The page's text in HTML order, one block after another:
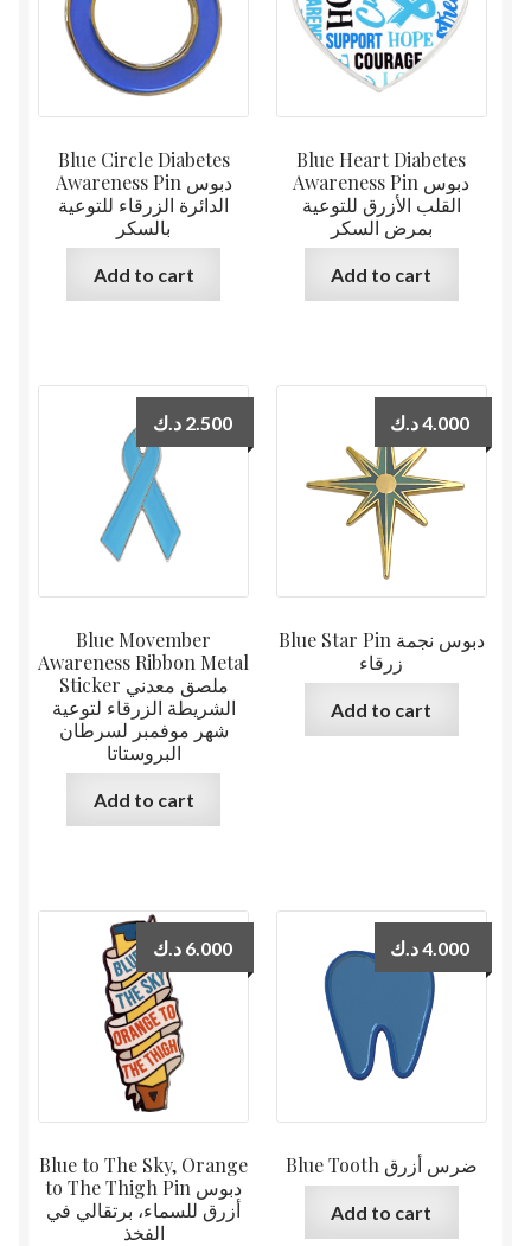
Blue Circle Diabetes
Awareness Pin دبوس
الدائرة الزرقاء للتوعية
بالسكر
Add to cart
Blue Heart Diabetes
Awareness Pin دبوس
القلب الأزرق للتوعية
بمرض السكر
Add to cart
Blue Movember
Awareness Ribbon Metal
Sticker ملصق معدني
الشريطة الزرقاء لتوعية
شهر موفمبر لسرطان
البروستاتا
2.500 د.ك
Add to cart
Blue Star Pin دبوس نجمة
زرقاء
4.000د.ك
Add to cart
Blue to The Sky, Orange
to The Thigh Pin دبوس
أزرق للسماء، برتقالي في
الفخذ
6.000 د.ك
Blue Tooth ضرس أزرق
4.000د.ك
Add to cart